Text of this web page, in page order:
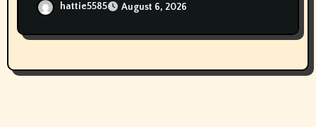
hattie5585 August 6, 2026